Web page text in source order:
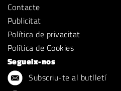
Contacte
Publicitat
Política de privacitat
Política de Cookies
Segueix-nos
Subscriu-te al butlletí